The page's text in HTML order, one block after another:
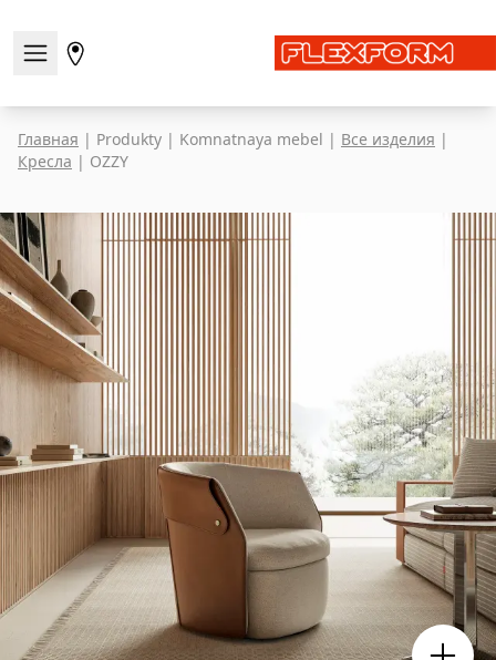
Открыть/закрыть меню навигации
Перейти на страницу магазинов
Главная | Produkty | Komnatnaya mebel | Все изделия |
Кресла | OZZY